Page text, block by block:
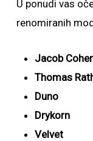
U ponudi vas
renomiranih
Jacob
Thomas
Duno
Drykorn
Velvet